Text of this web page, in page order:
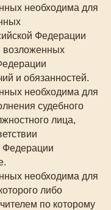
необходима для
Федерации
возложенных
и обязанностей.
необходима для
судебного
лица,
Федерации
необходима для
либо
по которому